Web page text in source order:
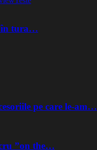
în tura…
pe care le-am…
”on the…